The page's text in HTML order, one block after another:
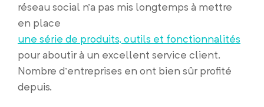
réseau social n’a pas mis longtemps à mettre
en place
une série de produits, outils et fonctionnalités
pour aboutir à un excellent service client.
Nombre d’entreprises en ont bien sûr profité
depuis.